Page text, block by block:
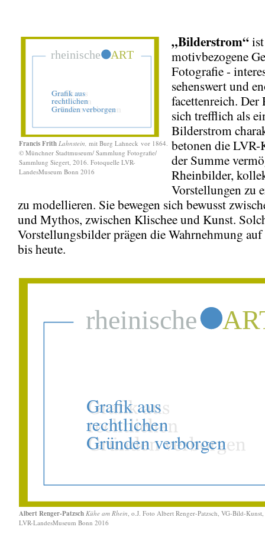
Francis Frith Lahnstein, mit Burg Lahneck vor 1864.
© Münchner Stadtmuseum/ Sammlung Fotografie/
Sammlung Siegert, 2016. Fotoquelle LVR-
LandesMuseum Bonn 2016
„Bilderstrom“
motivbezogene
Fotografie -
sehenswert und
facettenreich. Der
sich trefflich als
Bilderstrom
betonen die
der Summe
Rheinbilder,
Vorstellungen zu
zu modellieren. Sie bewegen sich bewusst
und Mythos, zwischen Klischee und Kunst.
Vorstellungsbilder prägen die Wahrnehmung
bis heute.
Albert Renger-Patzsch Kühe am Rhein , o.J. Foto Albert Renger-Patzsch, VG-Bild-
LVR-LandesMuseum Bonn 2016